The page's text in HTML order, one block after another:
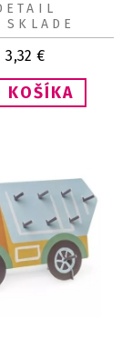
3,32 €
SKLADE